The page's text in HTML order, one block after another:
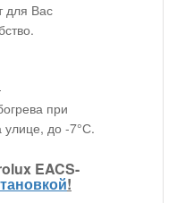
для Вас
при
улице, до -7°С.
EACS-
!